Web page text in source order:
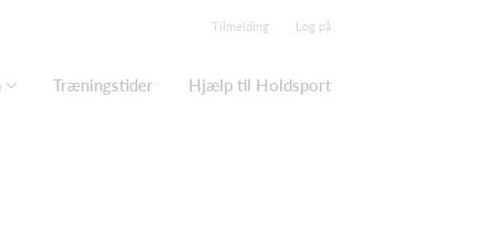
Tilmelding Log på
Træningstider Hjælp til Holdsport